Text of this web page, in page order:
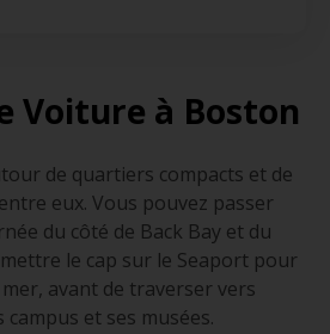
Voiture à Boston
de quartiers compacts et de
eux. Vous pouvez passer
du côté de Back Bay et du
le cap sur le Seaport pour
avant de traverser vers
et ses musées.